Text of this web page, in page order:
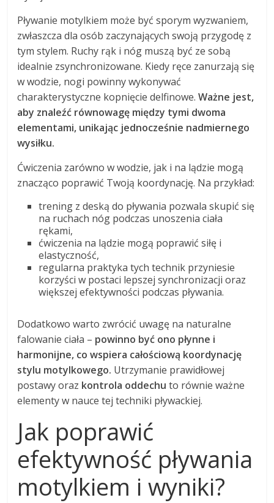
Pływanie motylkiem może być sporym wyzwaniem,
zwłaszcza dla osób zaczynających swoją przygodę z
tym stylem. Ruchy rąk i nóg muszą być ze sobą
idealnie zsynchronizowane. Kiedy ręce zanurzają się
w wodzie, nogi powinny wykonywać
charakterystyczne kopnięcie delfinowe.Ważne jest,
aby znaleźć równowagę między tymi dwoma
elementami, unikając jednocześnie nadmiernego
wysiłku.
Ćwiczenia zarówno w wodzie, jak i na lądzie mogą
znacząco poprawić Twoją koordynację. Na przykład:
trening z deską do pływania pozwala skupić się
na ruchach nóg podczas unoszenia ciała
rękami,
ćwiczenia na lądzie mogą poprawić siłę i
elastyczność,
regularna praktyka tych technik przyniesie
korzyści w postaci lepszej synchronizacji oraz
większej efektywności podczas pływania.
Dodatkowo warto zwrócić uwagę na naturalne
falowanie ciała – powinno być ono płynne i
harmonijne, co wspiera całościową koordynację
stylu motylkowego. Utrzymanie prawidłowej
postawy oraz kontrola oddechu to równie ważne
elementy w nauce tej techniki pływackiej.
Jak poprawić
efektywność pływania
motylkiem i wyniki?